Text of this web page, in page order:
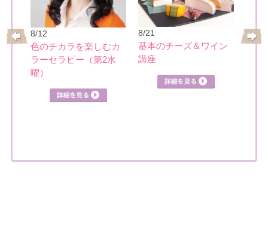
の
8/12
色のチカラを楽しむカ
ラーセラピー（第2水
曜）
8/21
基本のチーズ＆ワイン
講座
速読
詳細を見る